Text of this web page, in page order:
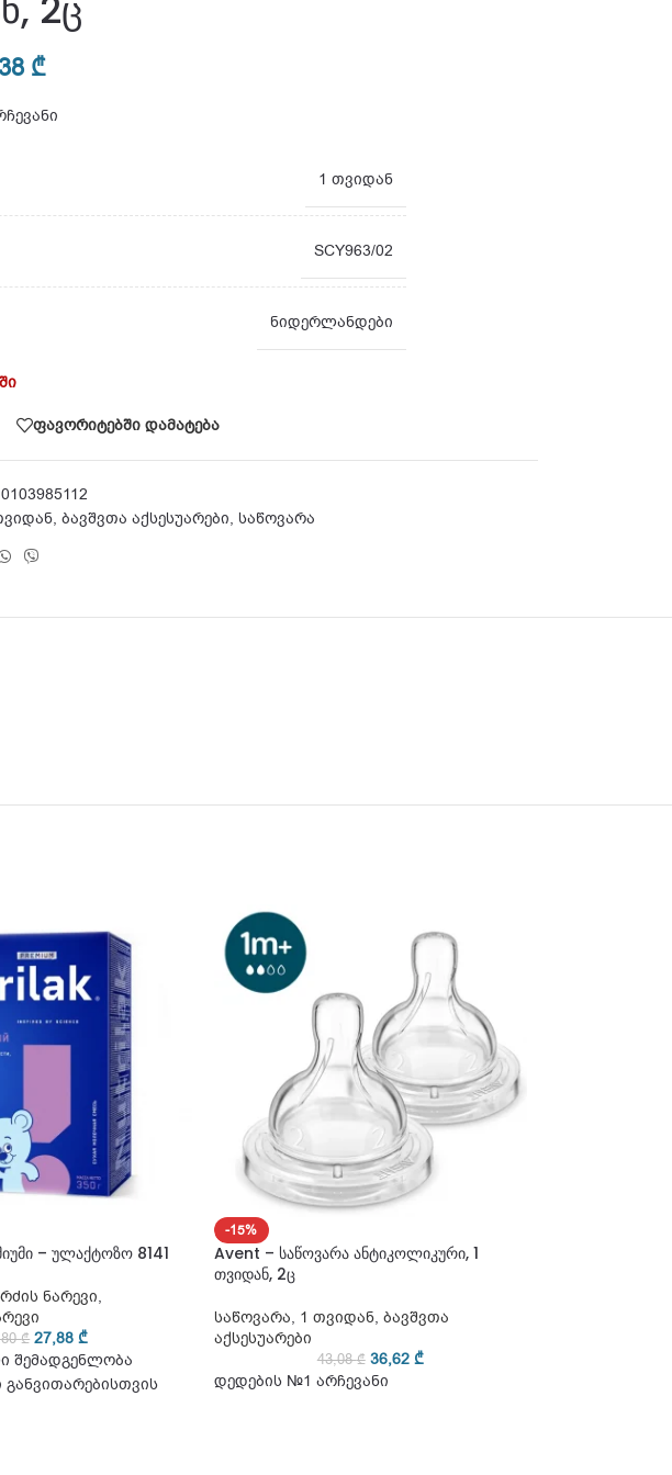
₾
1 თვიდან
SCY963/02
ნიდერლანდები
ფავორიტებში დამატება
, ბავშვთა აქსესუარები, საწოვარა
– ულაქტოზო 8141
რძის ნარევი,
₾ 27,88₾
შემადგენლობა
-15%
Avent – საწოვარა ანტიკოლიკური, 1
თვიდან, 2ც
საწოვარა, 1 თვიდან, ბავშვთა
აქსესუარები
43,08₾ 36,62 ₾
დედების №1 არჩევანი